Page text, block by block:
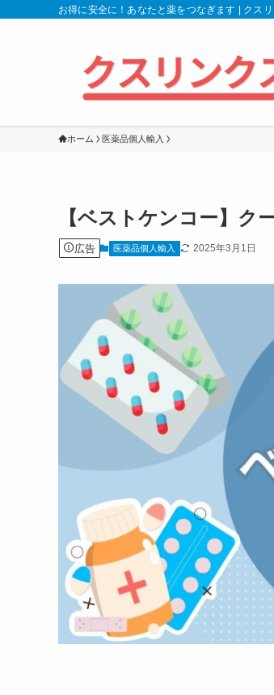
お得に安全に！あなたと薬をつなぎます | クスリ
ホーム 医薬品個人輸入
【ベストケンコー】ク
広告 医薬品個人輸入 2025年3月1日